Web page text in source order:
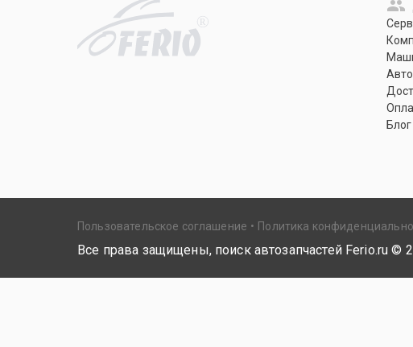
R
Блог
Пользовательское соглашение Политика
Все права защищены, поиск автозапчастей Ferio.ru ©